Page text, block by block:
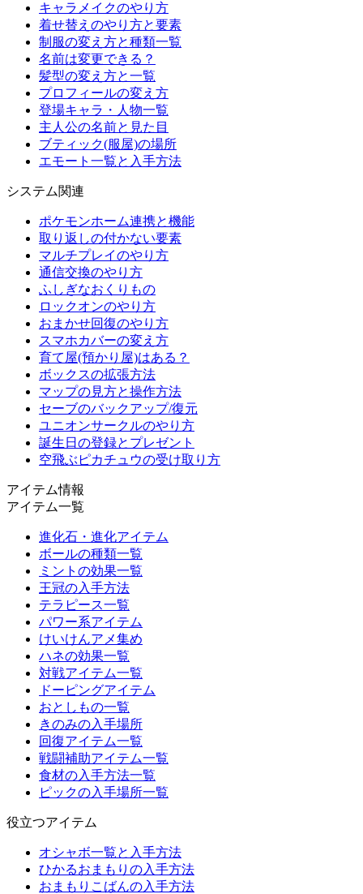
キャラメイクのやり方
着せ替えのやり方と要素
制服の変え方と種類一覧
名前は変更できる？
髪型の変え方と一覧
プロフィールの変え方
登場キャラ・人物一覧
主人公の名前と見た目
ブティック(服屋)の場所
エモート一覧と入手方法
システム関連
ポケモンホーム連携と機能
取り返しの付かない要素
マルチプレイのやり方
通信交換のやり方
ふしぎなおくりもの
ロックオンのやり方
おまかせ回復のやり方
スマホカバーの変え方
育て屋(預かり屋)はある？
ボックスの拡張方法
マップの見方と操作方法
セーブのバックアップ/復元
ユニオンサークルのやり方
誕生日の登録とプレゼント
空飛ぶピカチュウの受け取り方
アイテム情報
アイテム一覧
進化石・進化アイテム
ボールの種類一覧
ミントの効果一覧
王冠の入手方法
テラピース一覧
パワー系アイテム
けいけんアメ集め
ハネの効果一覧
対戦アイテム一覧
ドーピングアイテム
おとしもの一覧
きのみの入手場所
回復アイテム一覧
戦闘補助アイテム一覧
食材の入手方法一覧
ピックの入手場所一覧
役立つアイテム
オシャボ一覧と入手方法
ひかるおまもりの入手方法
おまもりこばんの入手方法